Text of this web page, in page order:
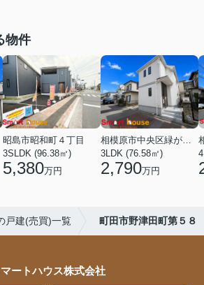
物件
昭島市昭和町４丁目
3SLDK (96.38㎡)
5,380万円
相模原市中央区緑が丘１丁目
3LDK (76.58㎡)
2,790万円
戸建(売買)一覧 町田市野津田町第５８
マートハウス株式会社